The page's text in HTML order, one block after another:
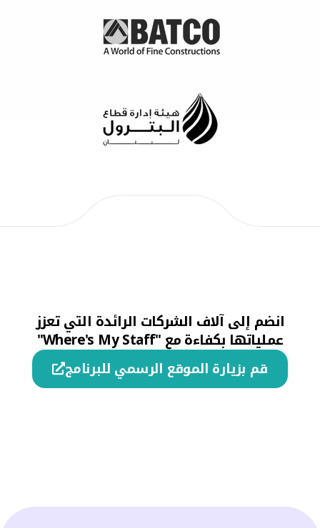
انضم إلى آلاف الشركات الرائدة التي تعزز
عملياتها بكفاءة مع "Where's My Staff"
قم بزيارة الموقع الرسمي للبرنامج